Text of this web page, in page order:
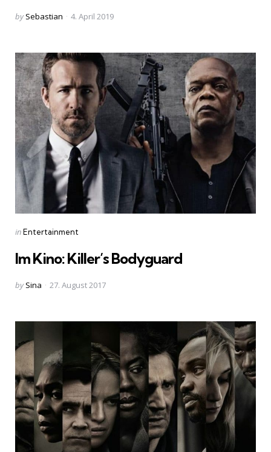
Posted
by Sebastian 4. April 2019
Categories
Posted
inEntertainment
Im Kino: Killer’s Bodyguard
Posted
by Sina 27. August 2017